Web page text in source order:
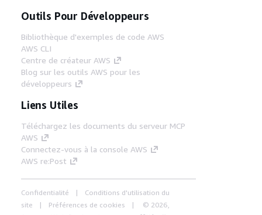
Outils Pour Développeurs
Bibliothèque d'exemples de code AWS
AWS CLI
Centre de créateur AWS
Blog sur les outils AWS pour les
développeurs
Liens Utiles
Téléchargez les documents du serveur MCP
AWS
Connectez-vous à la console AWS
AWS re:Post
Confidentialité
Conditions d'utilisation du
site
Préférences de cookies
© 2026,